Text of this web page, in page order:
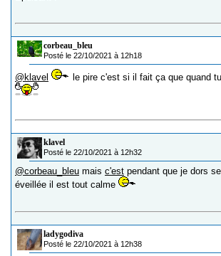
corbeau_bleu
Posté le 22/10/2021 à 12h18
@klavel le pire c'est si il fait ça que quand
klavel
Posté le 22/10/2021 à 12h32
@corbeau_bleu mais c'est pendant que je dors
éveillée il est tout calme
ladygodiva
Posté le 22/10/2021 à 12h38